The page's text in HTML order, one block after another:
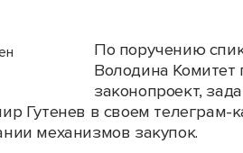
По поручению
Володина
законопроект,
Гутенев в своем телеграм-
механизмов закупок.